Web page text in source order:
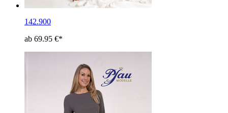
142.900
ab 69.95 €*